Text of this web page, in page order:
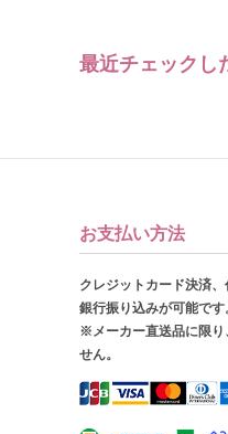
最近チェックし
お支払い方法
クレジットカード決済、
銀行振り込みが可能です
※メーカー直送品に限り
せん。